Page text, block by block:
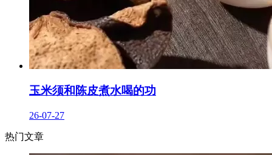
玉米须和陈皮煮水喝的功
26-07-27
热门文章